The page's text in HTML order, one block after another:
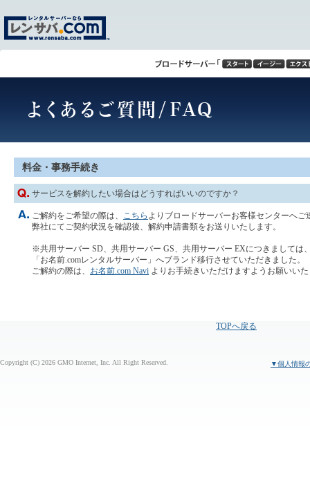
料金・事務手続き
サービスを解約したい場合はどうすればいいのですか？
ご解約をご希望の際は、 こちら よりブロードサーバーお客様センターへご
弊社にてご契約状況を確認後、解約申請書類をお送りいたします。
※共用サーバー SD、共用サーバー GS、共用サーバー EXにつきましては
「お名前.comレンタルサーバー」へブランド移行させていただきました。
ご解約の際は、 お名前.com Navi よりお手続きいただけますようお願いい
TOPへ戻る
Copyright (C) 2026 GMO Internet, Inc. All Right Reserved. ▼個人情報